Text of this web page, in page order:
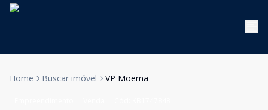
Home Buscar imóvel VP Moema